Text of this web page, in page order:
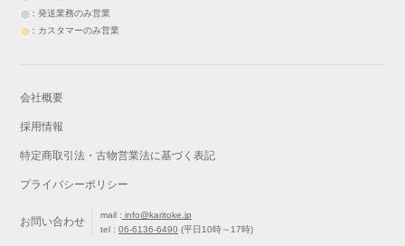
：発送業務のみ営業
：カスタマーのみ営業
会社概要
採用情報
特定商取引法・古物営業法に基づく表記
プライバシーポリシー
お問い合わせ
mail : info@karitoke.jp
tel :06-6136-6490 (平日10時～17時)